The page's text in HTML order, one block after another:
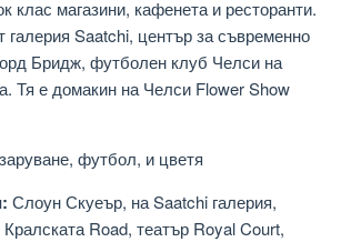
клас магазини, кафенета и ресторанти.
галерия Saatchi, център за съвременно
Бридж, футболен клуб Челси на
Тя е домакин на Челси Flower Show
футбол, и цветя
Слоун Скуеър, на Saatchi галерия,
Road, театър Royal Court,